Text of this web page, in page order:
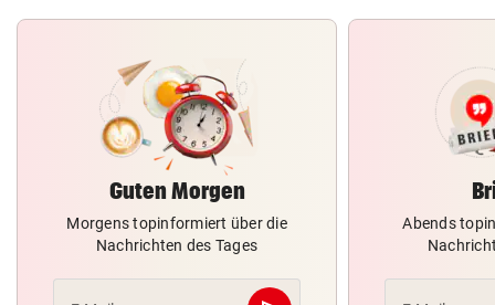
Guten Morgen
Morgens topinformiert über die
Nachrichten des Tages
Abends